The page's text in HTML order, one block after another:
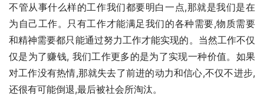
不管从事什么样的工作我们都要明白一点,那就是我们是在
为自己工作。只有工作才能满足我们的各种需要,物质需要
和精神需要都只能通过努力工作才能实现的。当然工作不仅
仅是为了赚钱, 我们工作更多的是为了实现一种价值。如果
对工作没有热情,那就失去了前进的动力和信心,不仅不进步,
还很有可能倒退,最后被社会所淘汰。